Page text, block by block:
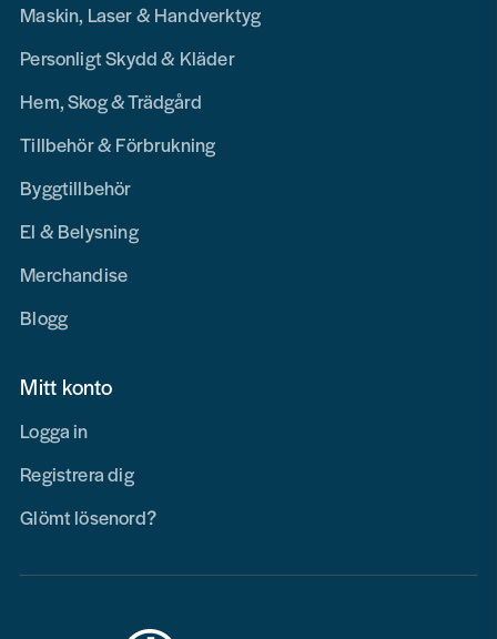
Maskin, Laser & Handverktyg
Personligt Skydd & Kläder
Hem, Skog & Trädgård
Tillbehör & Förbrukning
Byggtillbehör
El & Belysning
Merchandise
Blogg
Mitt konto
Logga in
Registrera dig
Glömt lösenord?